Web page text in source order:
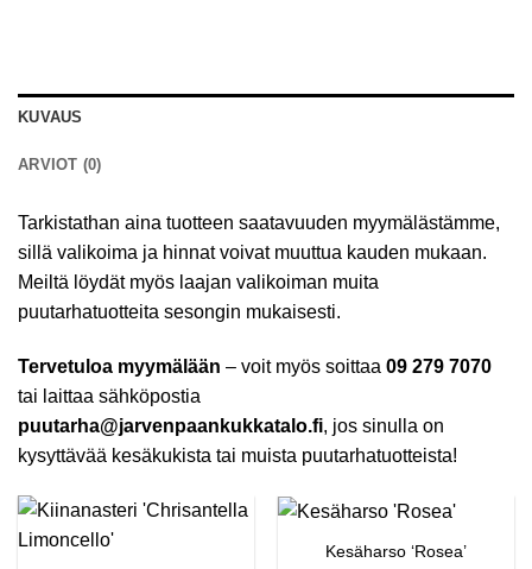
KUVAUS
ARVIOT (0)
Tarkistathan aina tuotteen saatavuuden myymälästämme,
sillä valikoima ja hinnat voivat muuttua kauden mukaan.
Meiltä löydät myös laajan valikoiman muita
puutarhatuotteita sesongin mukaisesti.
Tervetuloa myymälään – voit myös soittaa 09 279 7070
tai laittaa sähköpostia
puutarha@jarvenpaankukkatalo.fi, jos sinulla on
kysyttävää kesäkukista tai muista puutarhatuotteista!
Kesäharso ‘Rosea’